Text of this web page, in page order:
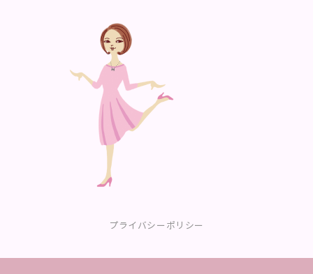
プライバシーポリシー